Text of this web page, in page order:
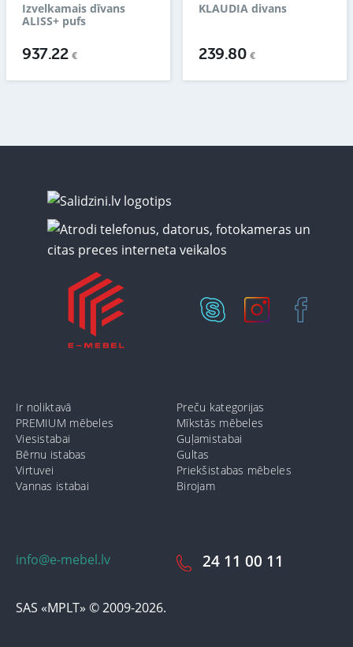
Izvelkamais dīvans
ALISS+ pufs
937.22€
KLAUDIA divans
239.80€
info@e-mebel.lv
SAS «MPLT» © 2009-2026.
24 11 00 11
Ir noliktavā
Preču kategorijas
PREMIUM mēbeles
Mīkstās mēbeles
Viesistabai
Guļamistabai
Bērnu istabas
Gultas
Virtuvei
Priekšistabas mēbeles
Vannas istabai
Birojam